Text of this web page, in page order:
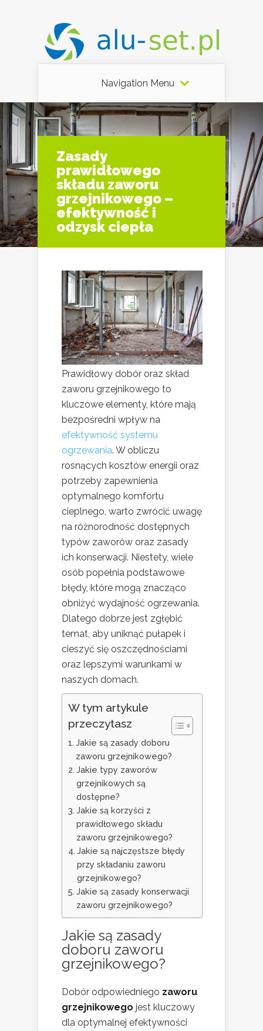
Navigation Menu
Zasady
prawidłowego
składu zaworu
grzejnikowego –
efektywność i
odzysk ciepła
Prawidłowy dobór oraz skład
zaworu grzejnikowego to
kluczowe elementy, które mają
bezpośredni wpływ na
efektywność systemu
ogrzewania. W obliczu
rosnących kosztów energii oraz
potrzeby zapewnienia
optymalnego komfortu
cieplnego, warto zwrócić uwagę
na różnorodność dostępnych
typów zaworów oraz zasady
ich konserwacji. Niestety, wiele
osób popełnia podstawowe
błędy, które mogą znacząco
obniżyć wydajność ogrzewania.
Dlatego dobrze jest zgłębić
temat, aby uniknąć pułapek i
cieszyć się oszczędnościami
oraz lepszymi warunkami w
naszych domach.
W tym artykule
przeczytasz
Jakie są zasady doboru
zaworu grzejnikowego?
Jakie typy zaworów
grzejnikowych są
dostępne?
Jakie są korzyści z
prawidłowego składu
zaworu grzejnikowego?
Jakie są najczęstsze błędy
przy składaniu zaworu
grzejnikowego?
Jakie są zasady konserwacji
zaworu grzejnikowego?
Jakie są zasady
doboru zaworu
grzejnikowego?
Dobór odpowiedniego zaworu
grzejnikowego jest kluczowy
dla optymalnej efektywności